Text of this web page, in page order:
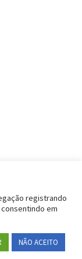
registrando
em
NÃO ACEITO